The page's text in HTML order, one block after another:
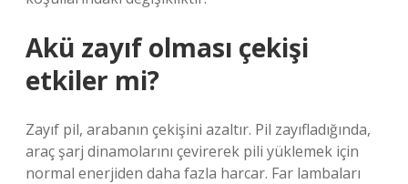
Akü zayıf olması çekişi
etkiler mi?
Zayıf pil, arabanın çekişini azaltır. Pil zayıfladığında,
araç şarj dinamolarını çevirerek pili yüklemek için
normal enerjiden daha fazla harcar. Far lambaları